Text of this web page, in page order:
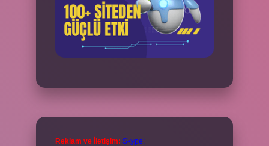
Reklam ve İletişim: Skype: